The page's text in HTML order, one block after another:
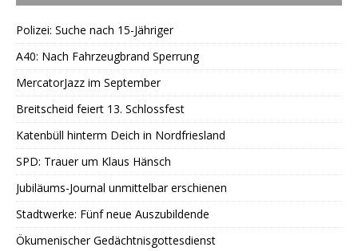
Polizei: Suche nach 15-Jähriger
A40: Nach Fahrzeugbrand Sperrung
MercatorJazz im September
Breitscheid feiert 13. Schlossfest
Katenbüll hinterm Deich in Nordfriesland
SPD: Trauer um Klaus Hänsch
Jubiläums-Journal unmittelbar erschienen
Stadtwerke: Fünf neue Auszubildende
Ökumenischer Gedächtnisgottesdienst